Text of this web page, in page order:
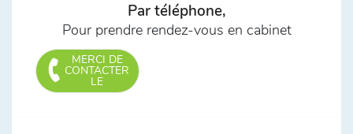
Par téléphone,
Pour prendre rendez-vous en cabinet
MERCI DE
CONTACTER
LE